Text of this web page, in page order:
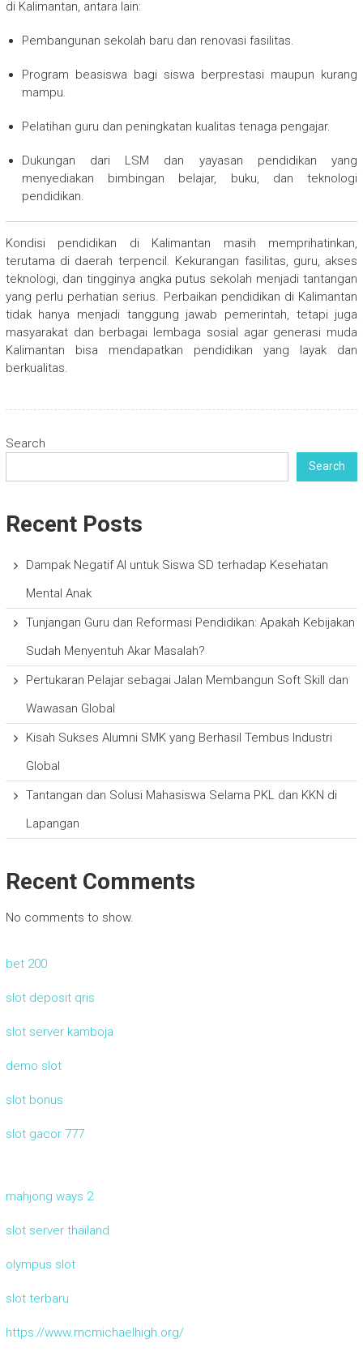
di Kalimantan, antara lain:
Pembangunan sekolah baru dan renovasi fasilitas.
Program beasiswa bagi siswa berprestasi maupun kurang
mampu.
Pelatihan guru dan peningkatan kualitas tenaga pengajar.
Dukungan dari LSM dan yayasan pendidikan yang
menyediakan bimbingan belajar, buku, dan teknologi
pendidikan.
Kondisi pendidikan di Kalimantan masih memprihatinkan,
terutama di daerah terpencil. Kekurangan fasilitas, guru, akses
teknologi, dan tingginya angka putus sekolah menjadi tantangan
yang perlu perhatian serius. Perbaikan pendidikan di Kalimantan
tidak hanya menjadi tanggung jawab pemerintah, tetapi juga
masyarakat dan berbagai lembaga sosial agar generasi muda
Kalimantan bisa mendapatkan pendidikan yang layak dan
berkualitas.
Search
Search
Recent Posts
Dampak Negatif AI untuk Siswa SD terhadap Kesehatan
Mental Anak
Tunjangan Guru dan Reformasi Pendidikan: Apakah Kebijakan
Sudah Menyentuh Akar Masalah?
Pertukaran Pelajar sebagai Jalan Membangun Soft Skill dan
Wawasan Global
Kisah Sukses Alumni SMK yang Berhasil Tembus Industri
Global
Tantangan dan Solusi Mahasiswa Selama PKL dan KKN di
Lapangan
Recent Comments
No comments to show.
bet 200
slot deposit qris
slot server kamboja
demo slot
slot bonus
slot gacor 777
mahjong ways 2
slot server thailand
olympus slot
slot terbaru
https://www.mcmichaelhigh.org/